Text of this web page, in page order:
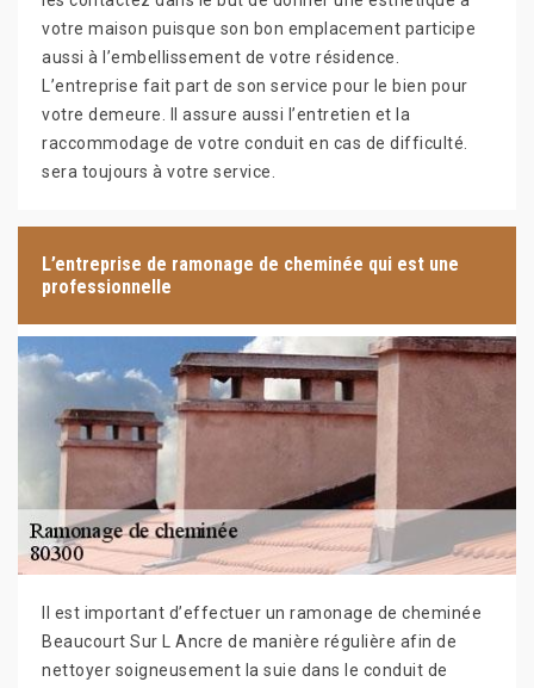
votre maison puisque son bon emplacement participe
aussi à l’embellissement de votre résidence.
L’entreprise fait part de son service pour le bien pour
votre demeure. Il assure aussi l’entretien et la
raccommodage de votre conduit en cas de difficulté.
sera toujours à votre service.
L’entreprise de ramonage de cheminée qui est une
professionnelle
Il est important d’effectuer un ramonage de cheminée
Beaucourt Sur L Ancre de manière régulière afin de
nettoyer soigneusement la suie dans le conduit de